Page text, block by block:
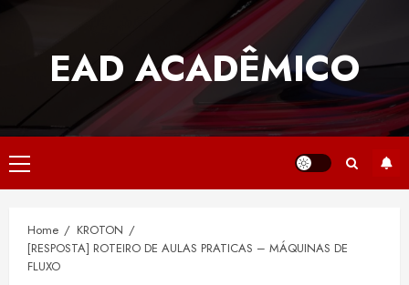
EAD ACADÊMICO
Primary
Menu
Home
KROTON
[RESPOSTA] ROTEIRO DE AULAS PRATICAS – MÁQUINAS DE
FLUXO